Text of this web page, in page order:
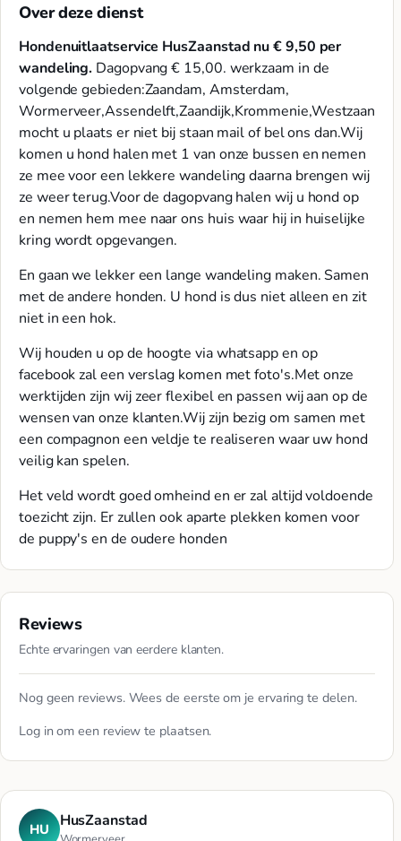
Over deze dienst
Hondenuitlaatservice HusZaanstad nu € 9,50 per
wandeling. Dagopvang € 15,00. werkzaam in de
volgende gebieden:Zaandam, Amsterdam,
Wormerveer,Assendelft,Zaandijk,Krommenie,Westzaan
mocht u plaats er niet bij staan mail of bel ons dan.Wij
komen u hond halen met 1 van onze bussen en nemen
ze mee voor een lekkere wandeling daarna brengen wij
ze weer terug.Voor de dagopvang halen wij u hond op
en nemen hem mee naar ons huis waar hij in huiselijke
kring wordt opgevangen.
En gaan we lekker een lange wandeling maken. Samen
met de andere honden. U hond is dus niet alleen en zit
niet in een hok.
Wij houden u op de hoogte via whatsapp en op
facebook zal een verslag komen met foto's.Met onze
werktijden zijn wij zeer flexibel en passen wij aan op de
wensen van onze klanten.Wij zijn bezig om samen met
een compagnon een veldje te realiseren waar uw hond
veilig kan spelen.
Het veld wordt goed omheind en er zal altijd voldoende
toezicht zijn. Er zullen ook aparte plekken komen voor
de puppy's en de oudere honden
Reviews
Echte ervaringen van eerdere klanten.
Nog geen reviews. Wees de eerste om je ervaring te delen.
Log in om een review te plaatsen.
HU HusZaanstad